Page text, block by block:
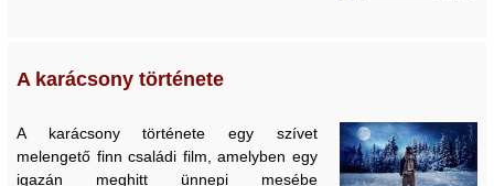
A karácsony története
A karácsony története egy szívet
melengető finn családi film, amelyben egy
igazán meghitt ünnepi mesébe